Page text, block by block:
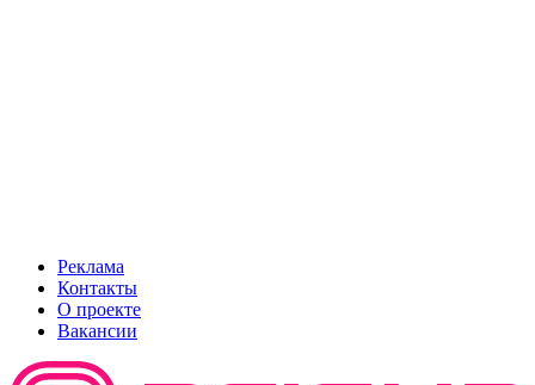
Реклама
Контакты
О проекте
Вакансии